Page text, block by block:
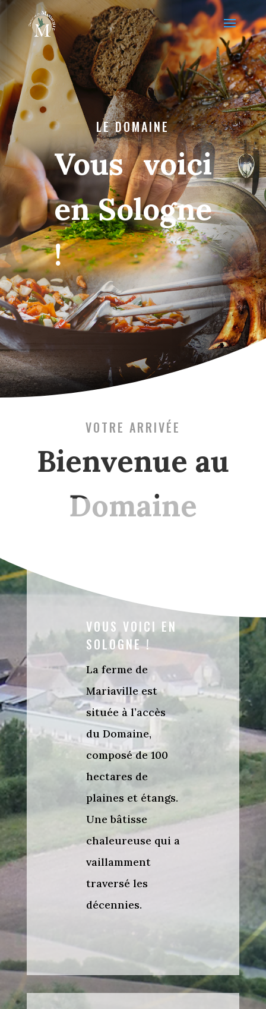
LE DOMAINE
Vous voici
en Sologne
!
VOTRE ARRIVÉE
Bienvenue au
Domaine
VOUS VOICI EN
SOLOGNE !
La ferme de
Mariaville est
située à l’accès
du Domaine,
composé de 100
hectares de
plaines et étangs.
Une bâtisse
chaleureuse qui a
vaillamment
traversé les
décennies.